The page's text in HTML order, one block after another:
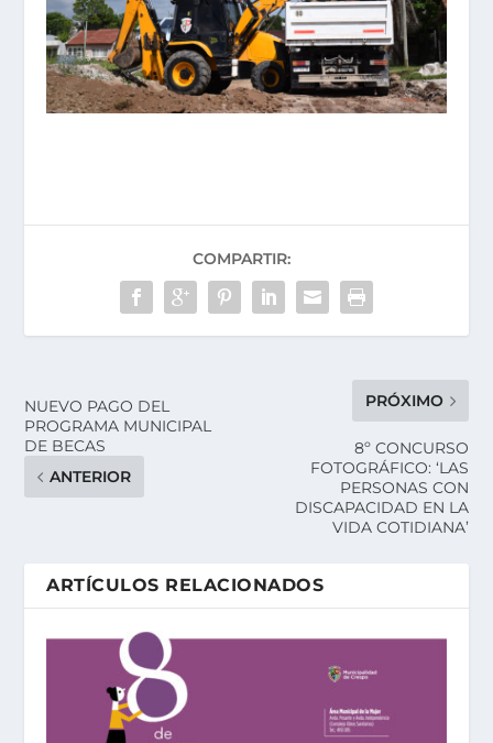
COMPARTIR:
NUEVO PAGO DEL
PROGRAMA MUNICIPAL
DE BECAS
ANTERIOR
PRÓXIMO
8º CONCURSO
FOTOGRÁFICO: ‘LAS
PERSONAS CON
DISCAPACIDAD EN LA
VIDA COTIDIANA’
ARTÍCULOS RELACIONADOS